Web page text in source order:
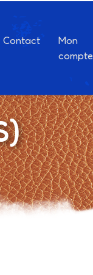
Contact
Mon
compte